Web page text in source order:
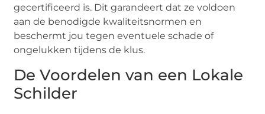
gecertificeerd is. Dit garandeert dat ze voldoen
aan de benodigde kwaliteitsnormen en
beschermt jou tegen eventuele schade of
ongelukken tijdens de klus.
De Voordelen van een Lokale
Schilder